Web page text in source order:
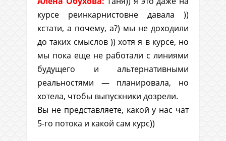
курсе реинкарнистовне давала ))
кстати, а почему, а?) мы не доходили
до таких смыслов )) хотя я в курсе, но
мы пока еще не работали с линиями
будущего и альтернативными
реальностями — планировала, но
хотела, чтобы выпускники дозрели.
Вы не представляете, какой у нас чат
5-го потока и какой сам курс))